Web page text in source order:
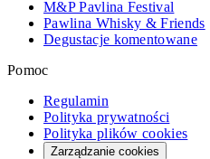
M&P Pavlina Festival
Pawlina Whisky & Friends
Degustacje komentowane
Pomoc
Regulamin
Polityka prywatności
Polityka plików cookies
Zarządzanie cookies